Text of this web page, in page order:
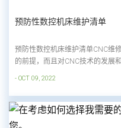
预防性数控机床维护清单
预防性数控机床维护清单CNC维
的前提，而且对CNC技术的发展
从而导致生产中断和机器故障。
- OCT 09, 2022